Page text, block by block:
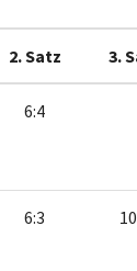
2. Satz 3.
6:4
6:3